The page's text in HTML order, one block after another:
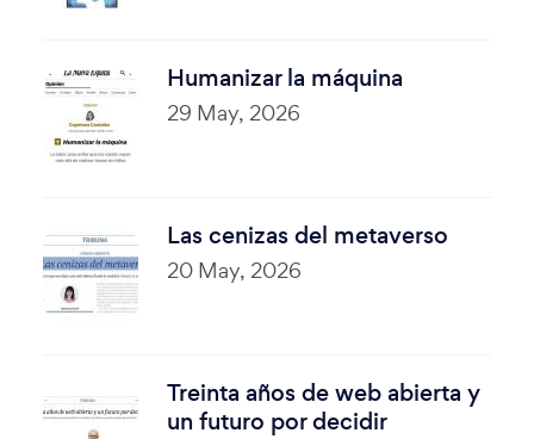
Humanizar la máquina
29 May, 2026
Las cenizas del metaverso
20 May, 2026
Treinta años de web abierta y
un futuro por decidir